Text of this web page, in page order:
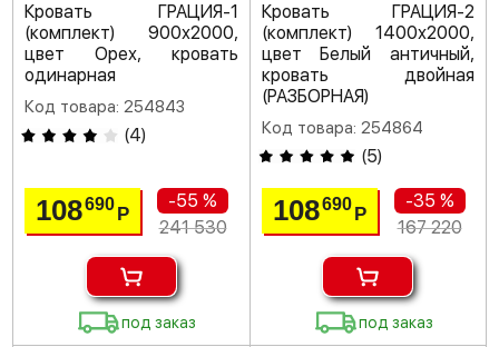
Кровать ГРАЦИЯ-1
(комплект) 900х2000,
цвет Орех, кровать
одинарная
Код товара: 254843
(4)
108690Р
-55 %
241 530
под заказ
Кровать ГРАЦИЯ-2
(комплект) 1400х2000,
цвет Белый античный,
кровать двойная
(РАЗБОРНАЯ)
Код товара: 254864
(5)
108690 Р
-35 %
167 220
под заказ